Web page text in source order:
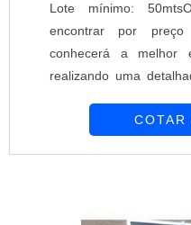
Lote mínimo:
encontrar por
conhecerá a melhor
realizando uma
melhor mão de obra
COTAR